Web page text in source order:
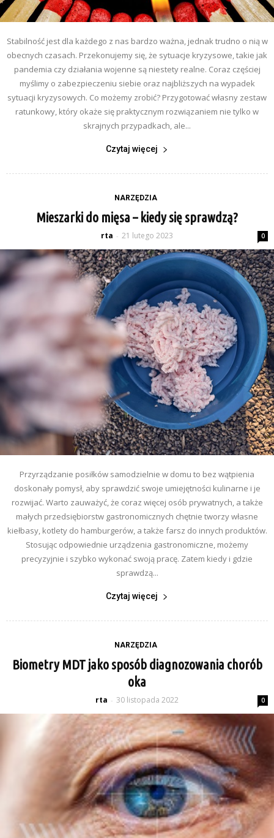
Stabilność jest dla każdego z nas bardzo ważna, jednak trudno o nią w
obecnych czasach. Przekonujemy się, że sytuacje kryzysowe, takie jak
pandemia czy działania wojenne są niestety realne. Coraz częściej
myślimy o zabezpieczeniu siebie oraz najbliższych na wypadek
sytuacji kryzysowych. Co możemy zrobić? Przygotować własny zestaw
ratunkowy, który okaże się praktycznym rozwiązaniem nie tylko w
skrajnych przypadkach, ale...
Czytaj więcej
NARZĘDZIA
Mieszarki do mięsa – kiedy się sprawdzą?
rta - 21 lutego 2023 0
Przyrządzanie posiłków samodzielnie w domu to bez wątpienia
doskonały pomysł, aby sprawdzić swoje umiejętności kulinarne i je
rozwijać. Warto zauważyć, że coraz więcej osób prywatnych, a także
małych przedsiębiorstw gastronomicznych chętnie tworzy własne
kiełbasy, kotlety do hamburgerów, a także farsz do innych produktów.
Stosując odpowiednie urządzenia gastronomiczne, możemy
precyzyjnie i szybko wykonać swoją pracę. Zatem kiedy i gdzie
sprawdzą...
Czytaj więcej
NARZĘDZIA
Biometry MDT jako sposób diagnozowania chorób
oka
rta - 30 listopada 2022 0